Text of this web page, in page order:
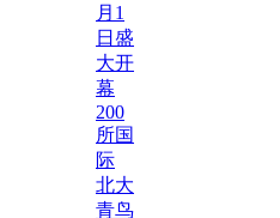
月1
日盛
大开
幕
200
所国
际
北大
青鸟